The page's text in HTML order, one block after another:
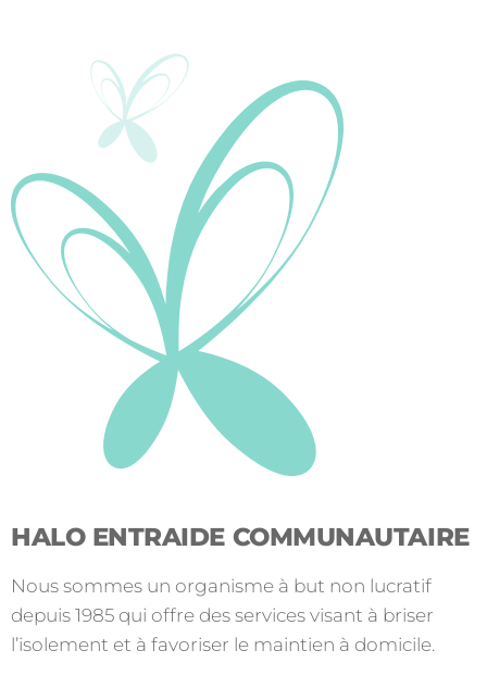
HALO ENTRAIDE COMMUNAUTAIRE
Nous sommes un organisme à but non lucratif
depuis 1985 qui offre des services visant à briser
l’isolement et à favoriser le maintien à domicile.